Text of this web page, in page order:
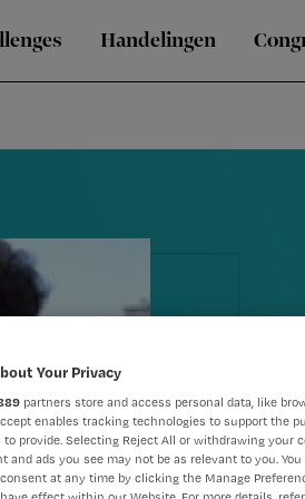
Handelingen
Your Privacy
partners store and access personal data, like
enables tracking technologies to support the
to provide. Selecting Reject All or withdrawing your
and ads you see may not be as relevant to you.
at any time by clicking the Manage